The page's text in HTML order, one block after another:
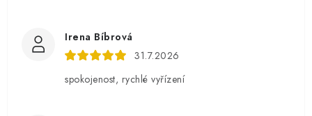
Irena Bíbrová
31.7.2026
spokojenost, rychlé vyřízení